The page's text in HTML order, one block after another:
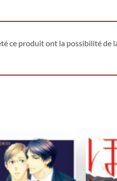
ce produit ont la possibilité de
Ajouter
à la
wishlist